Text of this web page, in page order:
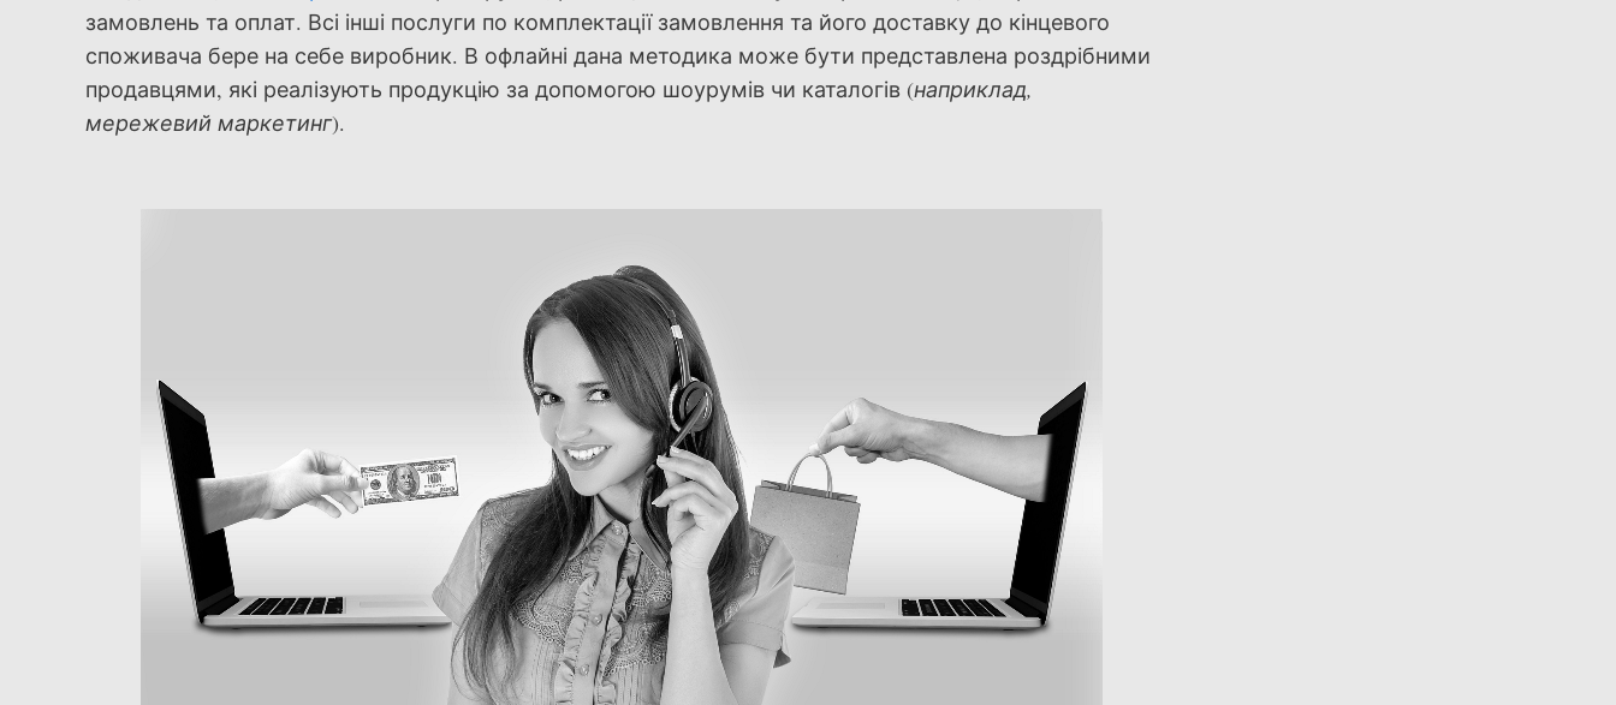
замовлень та оплат. Всі інші послуги по комплектації замовлення та його доставку до кінцевого
споживача бере на себе виробник. В офлайні дана методика може бути представлена ​​роздрібними
продавцями, які реалізують продукцію за допомогою шоурумів чи каталогів (наприклад,
мережевий маркетинг).